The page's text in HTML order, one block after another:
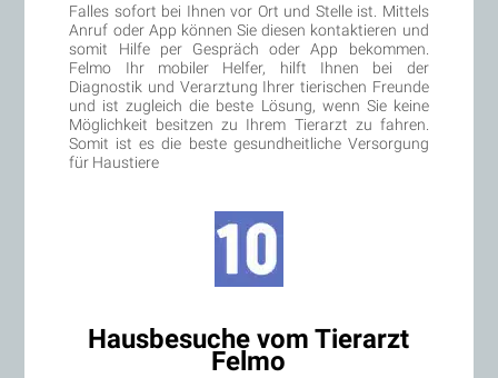
Falles sofort bei Ihnen vor Ort und Stelle ist. Mittels
Anruf oder App können Sie diesen kontaktieren und
somit Hilfe per Gespräch oder App bekommen.
Felmo Ihr mobiler Helfer, hilft Ihnen bei der
Diagnostik und Verarztung Ihrer tierischen Freunde
und ist zugleich die beste Lösung, wenn Sie keine
Möglichkeit besitzen zu Ihrem Tierarzt zu fahren.
Somit ist es die beste gesundheitliche Versorgung
für Haustiere
Hausbesuche vom Tierarzt
Felmo